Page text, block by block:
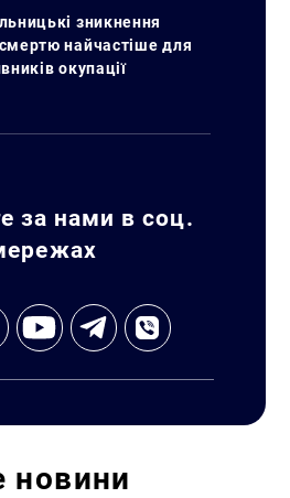
зникнення
найчастіше для
окупації
за нами в соц.
новини